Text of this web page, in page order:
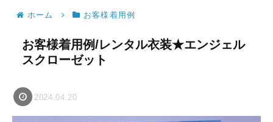
ホーム お客様着用例
お客様着用例/レンタル衣装★エンジェル
スクローゼット
2024.04.20